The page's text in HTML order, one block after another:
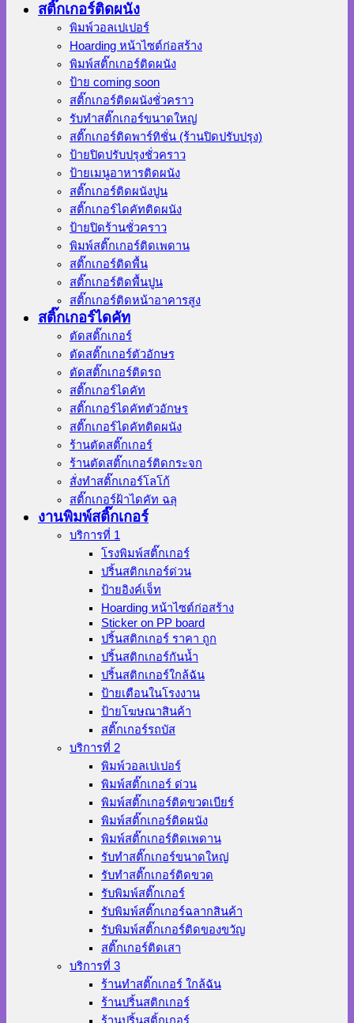
สติ๊กเกอร์ติดผนัง
พิมพ์วอลเปเปอร์
Hoarding หน้าไซต์ก่อสร้าง
พิมพ์สติ๊กเกอร์ติดผนัง
ป้าย coming soon
สติ๊กเกอร์ติดผนังชั่วคราว
รับทำสติ๊กเกอร์ขนาดใหญ่
สติ๊กเกอร์ติดพาร์ทิชั่น (ร้านปิดปรับปรุง)
ป้ายปิดปรับปรุงชั่วคราว
ป้ายเมนูอาหารติดผนัง
สติ๊กเกอร์ติดผนังปูน
สติ๊กเกอร์ไดคัทติดผนัง
ป้ายปิดร้านชั่วคราว
พิมพ์สติ๊กเกอร์ติดเพดาน
สติ๊กเกอร์ติดพื้น
สติ๊กเกอร์ติดพื้นปูน
สติ๊กเกอร์ติดหน้าอาคารสูง
สติ๊กเกอร์ไดคัท
ตัดสติ๊กเกอร์
ตัดสติ๊กเกอร์ตัวอักษร
ตัดสติ๊กเกอร์ติดรถ
สติ๊กเกอร์ไดคัท
สติ๊กเกอร์ไดคัทตัวอักษร
สติ๊กเกอร์ไดคัทติดผนัง
ร้านตัดสติ๊กเกอร์
ร้านตัดสติ๊กเกอร์ติดกระจก
สั่งทําสติ๊กเกอร์โลโก้
สติ๊กเกอร์ฝ้าไดคัท ฉลุ
งานพิมพ์สติ๊กเกอร์
บริการที่ 1
โรงพิมพ์สติ๊กเกอร์
ปริ้นสติกเกอร์ด่วน
ป้ายอิงค์เจ็ท
Hoarding หน้าไซต์ก่อสร้าง
Sticker on PP board
ปริ้นสติกเกอร์ ราคา ถูก
ปริ้นสติกเกอร์กันน้ำ
ปริ้นสติกเกอร์ใกล้ฉัน
ป้ายเตือนในโรงงาน
ป้ายโฆษณาสินค้า
สติ๊กเกอร์รถบัส
บริการที่ 2
พิมพ์วอลเปเปอร์
พิมพ์สติ๊กเกอร์ ด่วน
พิมพ์สติ๊กเกอร์ติดขวดเบียร์
พิมพ์สติ๊กเกอร์ติดผนัง
พิมพ์สติ๊กเกอร์ติดเพดาน
รับทำสติ๊กเกอร์ขนาดใหญ่
รับทำสติ๊กเกอร์ติดขวด
รับพิมพ์สติ๊กเกอร์
รับพิมพ์สติ๊กเกอร์ฉลากสินค้า
รับพิมพ์สติ๊กเกอร์ติดของขวัญ
สติ๊กเกอร์ติดเสา
บริการที่ 3
ร้านทําสติ๊กเกอร์ ใกล้ฉัน
ร้านปริ้นสติกเกอร์